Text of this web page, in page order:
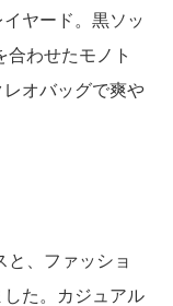
ヤード。黒ソッ
合わせたモノト
オバッグで爽や
と、ファッショ
た。カジュアル